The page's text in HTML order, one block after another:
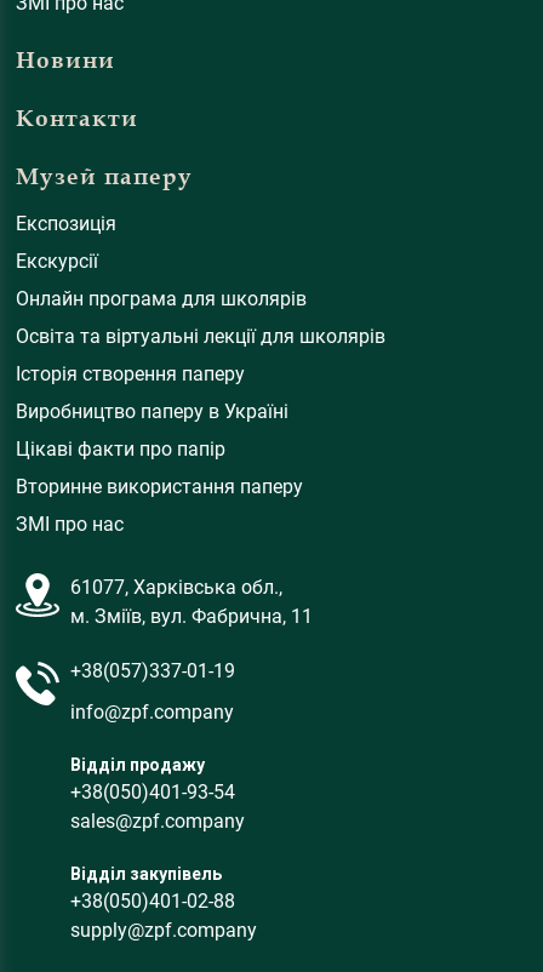
Новини
Контакти
Музей паперу
Експозиція
Екскурсії
Онлайн програма для школярів
Освіта та віртуальні лекції для школярів
Історія створення паперу
Виробництво паперу в Україні
Цікаві факти про папір
Вторинне використання паперу
ЗМІ про нас
61077, Харківська обл.,
м. Зміїв, вул. Фабрична, 11
+38(057)337-01-19
info@zpf.company
Відділ продажу
+38(050)401-93-54
sales@zpf.company
Відділ закупівель
+38(050)401-02-88
supply@zpf.company